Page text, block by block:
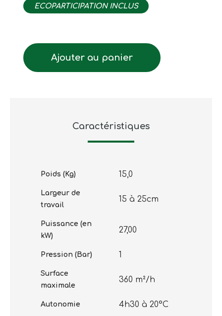
ECOPARTICIPATION INCLUS
Ajouter au panier
Caractéristiques
Poids (Kg) 15,0
Largeur de
travail
15 à 25cm
Puissance (en
kW)
27,00
Pression (Bar) 1
Surface
maximale
360 m²/h
Autonomie 4h30 à 20°C